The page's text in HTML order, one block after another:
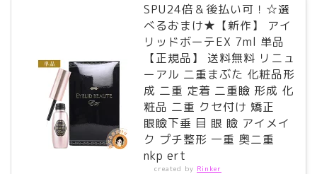
SPU24倍＆後払い可！☆選
べるおまけ★【新作】 アイ
リッドボーテEX 7ml 単品
【正規品】 送料無料 リニュ
ーアル 二重まぶた 化粧品形
成 二重 定着 二重瞼 形成 化
粧品 二重 クセ付け 矯正
眼瞼下垂 目 眼 瞼 アイメイ
ク プチ整形 一重 奥二重
nkp ert
created by Rinker